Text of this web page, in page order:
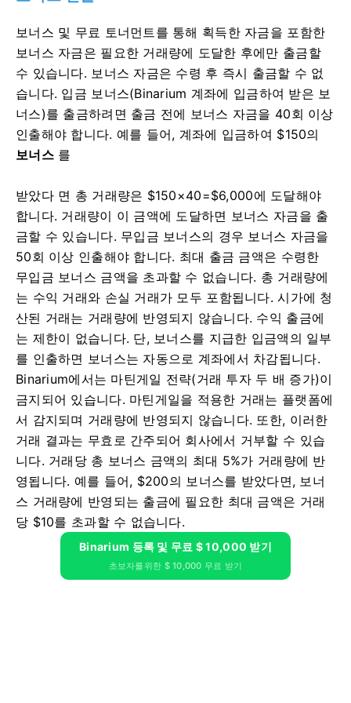
보너스 및 무료 토너먼트를 통해 획득한 자금을 포함한
보너스 자금은 필요한 거래량에 도달한 후에만 출금할
수 있습니다. 보너스 자금은 수령 후 즉시 출금할 수 없
습니다. 입금 보너스(Binarium 계좌에 입금하여 받은 보
너스)를 출금하려면 출금 전에 보너스 자금을 40회 이상
인출해야 합니다. 예를 들어, 계좌에 입금하여 $150의
보너스를
받았다 면 총 거래량은 $150×40=$6,000에 도달해야
합니다. 거래량이 이 금액에 도달하면 보너스 자금을 출
금할 수 있습니다. 무입금 보너스의 경우 보너스 자금을
50회 이상 인출해야 합니다. 최대 출금 금액은 수령한
무입금 보너스 금액을 초과할 수 없습니다. 총 거래량에
는 수익 거래와 손실 거래가 모두 포함됩니다. 시가에 청
산된 거래는 거래량에 반영되지 않습니다. 수익 출금에
는 제한이 없습니다. 단, 보너스를 지급한 입금액의 일부
를 인출하면 보너스는 자동으로 계좌에서 차감됩니다.
Binarium에서는 마틴게일 전략(거래 투자 두 배 증가)이
금지되어 있습니다. 마틴게일을 적용한 거래는 플랫폼에
서 감지되며 거래량에 반영되지 않습니다. 또한, 이러한
거래 결과는 무효로 간주되어 회사에서 거부할 수 있습
니다. 거래당 총 보너스 금액의 최대 5%가 거래량에 반
영됩니다. 예를 들어, $200의 보너스를 받았다면, 보너
스 거래량에 반영되는 출금에 필요한 최대 금액은 거래
당 $10를 초과할 수 없습니다.
Binarium 등록 및 무료 $ 10,000 받기
초보자를위한 $ 10,000 무료 받기